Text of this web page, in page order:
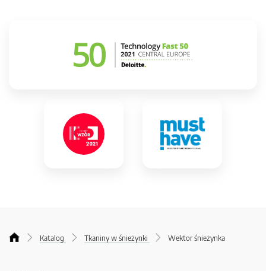
Katalog Tkaniny w śnieżynki Wektor śnieżynka